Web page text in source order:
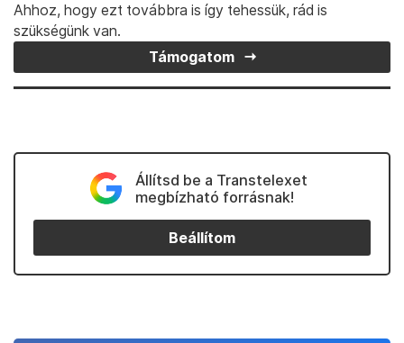
Ahhoz, hogy ezt továbbra is így tehessük, rád is
szükségünk van.
Támogatom
Állítsd be a Transtelexet
megbízható forrásnak!
Beállítom